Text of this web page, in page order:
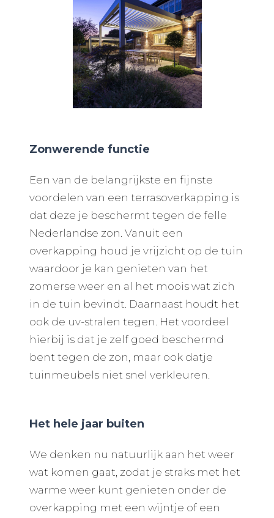
Zonwerende functie
Een van de belangrijkste en fijnste
voordelen van een terrasoverkapping is
dat deze je beschermt tegen de felle
Nederlandse zon. Vanuit een
overkapping houd je vrijzicht op de tuin
waardoor je kan genieten van het
zomerse weer en al het moois wat zich
in de tuin bevindt. Daarnaast houdt het
ook de uv-stralen tegen. Het voordeel
hierbij is dat je zelf goed beschermd
bent tegen de zon, maar ook datje
tuinmeubels niet snel verkleuren.
Het hele jaar buiten
We denken nu natuurlijk aan het weer
wat komen gaat, zodat je straks met het
warme weer kunt genieten onder de
overkapping met een wijntje of een